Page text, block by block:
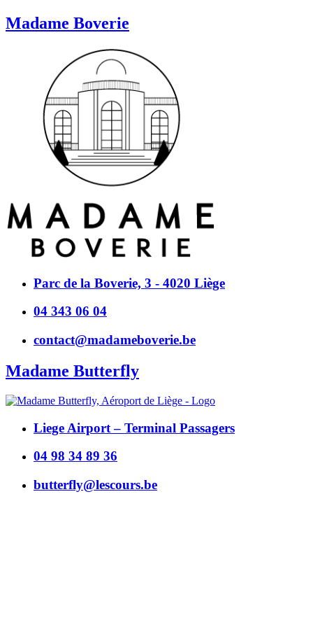
Madame Boverie
Parc de la Boverie, 3 - 4020 Liège
04 343 06 04
contact@madameboverie.be
Madame Butterfly
Liege Airport – Terminal Passagers
04 98 34 89 36
butterfly@lescours.be